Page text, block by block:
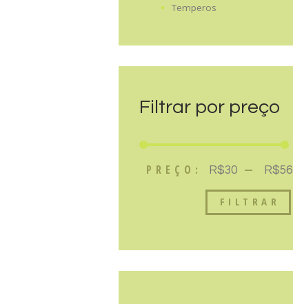
Temperos
Filtrar por preço
FILTRAR
PREÇO: R$30 — R$56